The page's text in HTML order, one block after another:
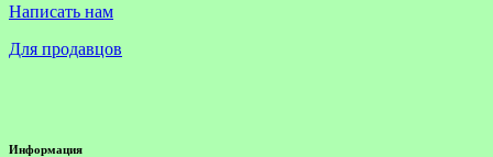
Написать нам
Для продавцов
Информация